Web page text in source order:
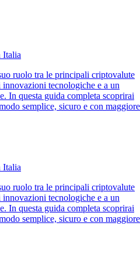
Italia
ruolo tra le principali criptovalute
tecnologiche e a un
In questa guida completa scoprirai
semplice, sicuro e con maggiore
Italia
ruolo tra le principali criptovalute
tecnologiche e a un
In questa guida completa scoprirai
semplice, sicuro e con maggiore